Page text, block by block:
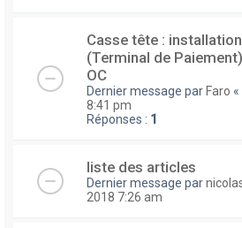
Casse tête :
(Terminal de
OC
Dernier message parFaro «
8:41 pm
Réponses : 1
liste des articles
Dernier message par
2018 7:26 am